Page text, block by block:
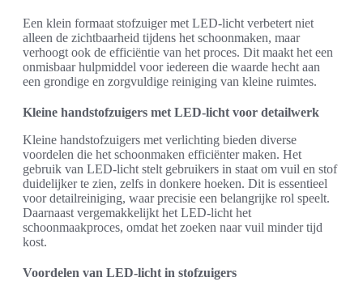
Een klein formaat stofzuiger met LED-licht verbetert niet
alleen de zichtbaarheid tijdens het schoonmaken, maar
verhoogt ook de efficiëntie van het proces. Dit maakt het een
onmisbaar hulpmiddel voor iedereen die waarde hecht aan
een grondige en zorgvuldige reiniging van kleine ruimtes.
Kleine handstofzuigers met LED-licht voor detailwerk
Kleine handstofzuigers met verlichting bieden diverse
voordelen die het schoonmaken efficiënter maken. Het
gebruik van LED-licht stelt gebruikers in staat om vuil en stof
duidelijker te zien, zelfs in donkere hoeken. Dit is essentieel
voor detailreiniging, waar precisie een belangrijke rol speelt.
Daarnaast vergemakkelijkt het LED-licht het
schoonmaakproces, omdat het zoeken naar vuil minder tijd
kost.
Voordelen van LED-licht in stofzuigers